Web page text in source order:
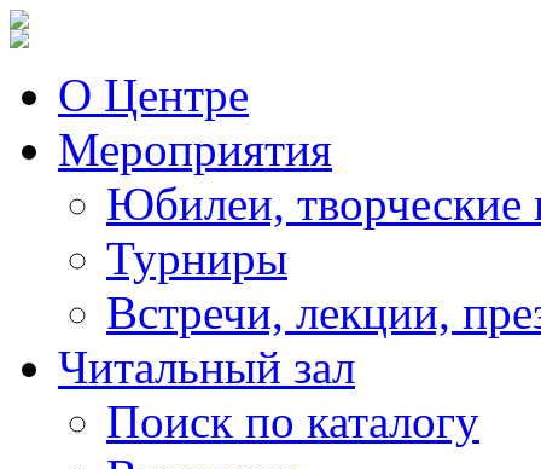
О Центре
Мероприятия
Юбилеи, творческие
Турниры
Встречи, лекции,
Читальный зал
Поиск по каталогу